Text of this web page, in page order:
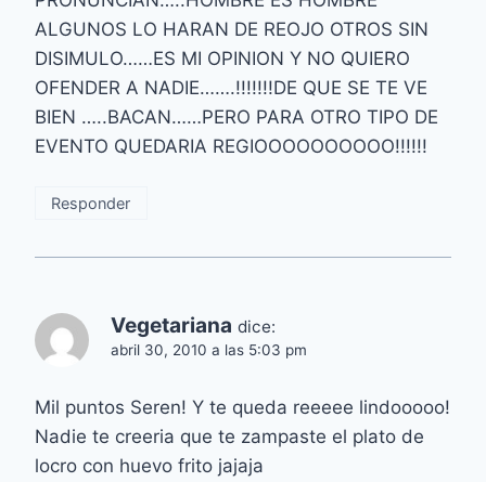
ALGUNOS LO HARAN DE REOJO OTROS SIN
DISIMULO……ES MI OPINION Y NO QUIERO
OFENDER A NADIE…….!!!!!!!DE QUE SE TE VE
BIEN …..BACAN……PERO PARA OTRO TIPO DE
EVENTO QUEDARIA REGIOOOOOOOOOO!!!!!!
Responder
Vegetariana dice:
abril 30, 2010 a las 5:03 pm
Mil puntos Seren! Y te queda reeeee lindooooo!
Nadie te creeria que te zampaste el plato de
locro con huevo frito jajaja